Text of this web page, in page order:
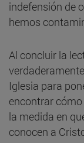
indefensión de
hemos
Al concluir la
Iglesia para
encontrar cómo
la medida en
conocen a